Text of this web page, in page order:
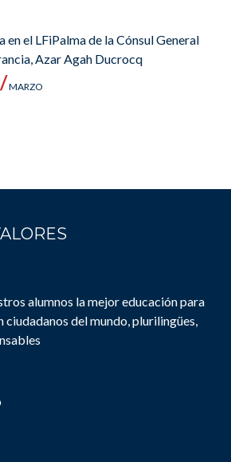
en el LFiPalma de la Cónsul General
Azar Agah Ducrocq
MARZO
alumnos la mejor educación para
ciudadanos del mundo, plurilingües,